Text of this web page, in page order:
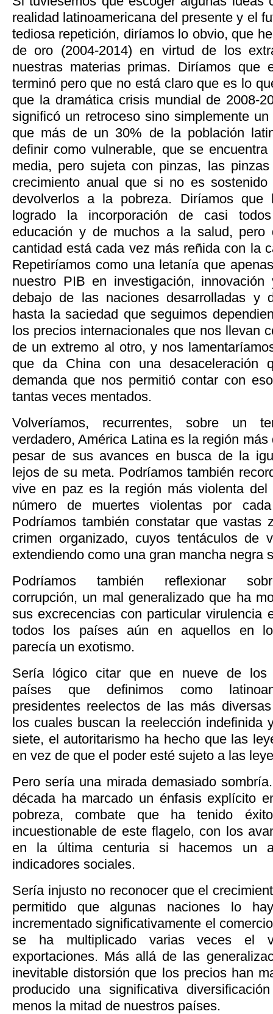
realidad latinoamericana del presente y el
tediosa repetición, diríamos lo obvio, que
de oro (2004-2014) en virtud de los
nuestras materias primas. Diríamos que
terminó pero que no está claro que es lo
que la dramática crisis mundial de 2008-
significó un retroceso sino simplemente
que más de un 30% de la población
definir como vulnerable, que se
media, perosujeta con pinzas, las
crecimiento anual que si no es sostenido
devolverlos a la pobreza. Diríamos que
logrado la incorporación de casi
educación y de muchos a la salud, pero
cantidad está cada vez más reñida con la
Repetiríamos como una letanía que
nuestro PIB en investigación,
debajo de las naciones desarrolladas y
hasta la saciedad que seguimos
los precios internacionales que nos llevan
de un extremo al otro, y nos
que da China con una desaceleración
demanda que nos permitió contar con
tantas veces mentados.
Volveríamos, recurrentes, sobre un
verdadero, América Latina es la región
pesar de sus avances en busca de la
lejos de su meta. Podríamos también
vive en paz es la región más violenta del
número de muertes violentas por
Podríamos también constatar que vastas
crimen organizado, cuyos tentáculos de
extendiendo como una gran mancha negra
Podríamos también reflexionar
corrupción, un mal generalizado que ha
sus excrecencias con particular virulencia
todos los países aún en aquellos en
parecía un exotismo.
Sería lógico citar que en nueve de los
países que definimos como
presidentes reelectos de las más
los cuales buscan la reelección indefinida
siete, el autoritarismo ha hecho que las
en vez de que el poder esté sujeto a las
Pero sería una mirada demasiado
década ha marcado un énfasis explícito
pobreza, combate que ha tenido
incuestionable de este flagelo, con los
en la última centuria si hacemos un
indicadores sociales.
Sería injusto no reconocer que el
permitido que algunas naciones lo
incrementado significativamente el
se ha multiplicado varias veces el
exportaciones. Más allá de las
inevitable distorsión que los precios han
producido una significativa
menos la mitad de nuestros países.